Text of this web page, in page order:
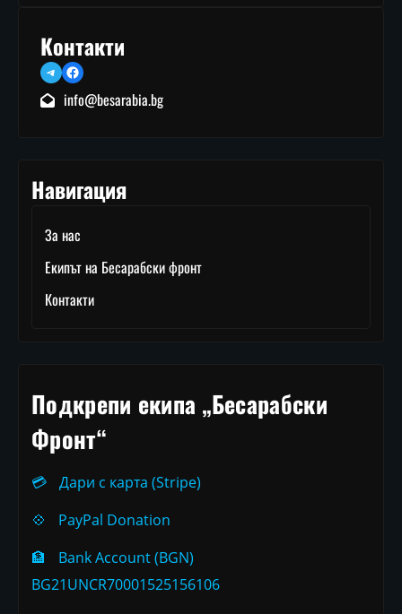
Контакти
TelegramFacebook
info@besarabia.bg
Навигация
За нас
Екипът на Бесарабски фронт
Контакти
Подкрепи екипа „Бесарабски
Фронт“
💳
Дари с карта (Stripe)
💠
PayPal Donation
🏦
Bank Account (BGN)
BG21UNCR70001525156106